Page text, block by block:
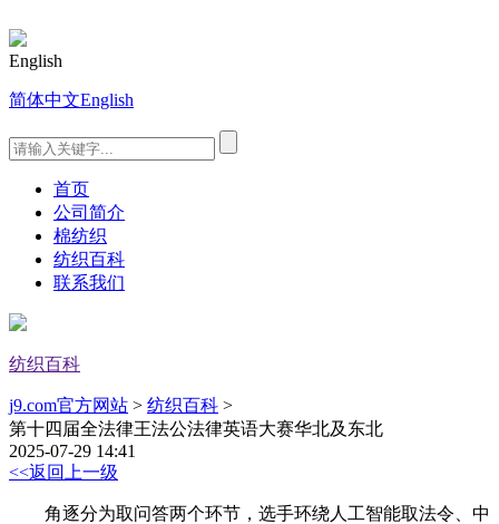
English
简体中文English
首页
公司简介
棉纺织
纺织百科
联系我们
纺织百科
j9.com官方网站 > 纺织百科 >
第十四届全法律王法公法律英语大赛华北及东北
2025-07-29 14:41
<<返回上一级
角逐分为取问答两个环节，选手环绕人工智能取法令、中